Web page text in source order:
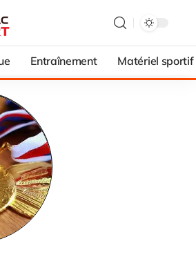
Entraînement Matériel sportif